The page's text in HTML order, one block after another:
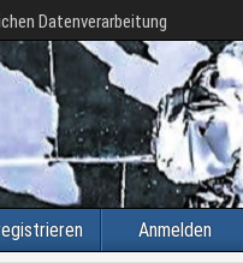
Datenverarbeitung
Anmelden